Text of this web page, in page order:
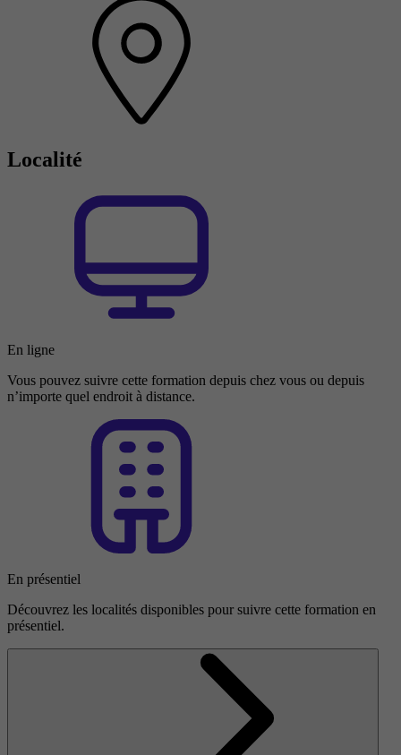
Localité
En ligne
Vous pouvez suivre cette formation depuis chez vous ou depuis
n’importe quel endroit à distance.
En présentiel
Découvrez les localités disponibles pour suivre cette formation en
présentiel.